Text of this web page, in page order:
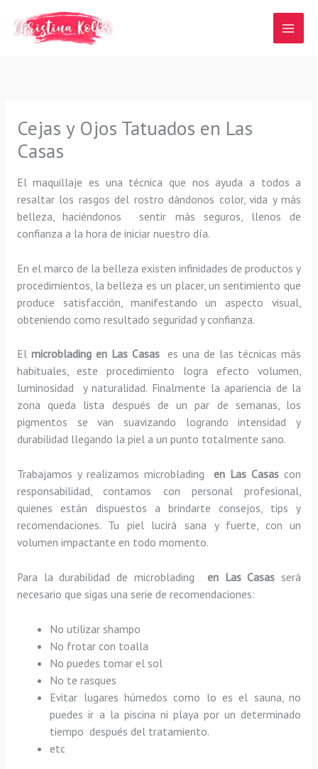
contenido
Cejas y Ojos Tatuados en Las
Casas
El maquillaje es una técnica que nos ayuda a todos a
resaltar los rasgos del rostro dándonos color, vida y más
belleza, haciéndonos sentir más seguros, llenos de
confianza a la hora de iniciar nuestro día.
En el marco de la belleza existen infinidades de productos y
procedimientos, la belleza es un placer, un sentimiento que
produce satisfacción, manifestando un aspecto visual,
obteniendo como resultado seguridad y confianza.
El microblading en Las Casas es una de las técnicas más
habituales, este procedimiento logra efecto volumen,
luminosidad y naturalidad. Finalmente la apariencia de la
zona queda lista después de un par de semanas, los
pigmentos se van suavizando logrando intensidad y
durabilidad llegando la piel a un punto totalmente sano.
Trabajamos y realizamos microblading en Las Casas con
responsabilidad, contamos con personal profesional,
quienes están dispuestos a brindarte consejos, tips y
recomendaciones. Tu piel lucirá sana y fuerte, con un
volumen impactante en todo momento.
Para la durabilidad de microblading en Las Casas será
necesario que sigas una serie de recomendaciones:
No utilizar shampo
No frotar con toalla
No puedes tomar el sol
No te rasques
Evitar lugares húmedos como lo es el sauna, no
puedes ir a la piscina ni playa por un determinado
tiempo después del tratamiento.
etc